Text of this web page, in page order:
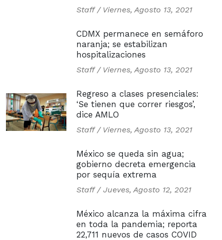
Staff / Viernes, Agosto 13, 2021
CDMX permanece en semáforo
naranja; se estabilizan
hospitalizaciones
Staff / Viernes, Agosto 13, 2021
Regreso a clases presenciales:
‘Se tienen que correr riesgos’,
dice AMLO
Staff / Viernes, Agosto 13, 2021
México se queda sin agua;
gobierno decreta emergencia
por sequía extrema
Staff / Jueves, Agosto 12, 2021
México alcanza la máxima cifra
en toda la pandemia; reporta
22,711 nuevos de casos COVID